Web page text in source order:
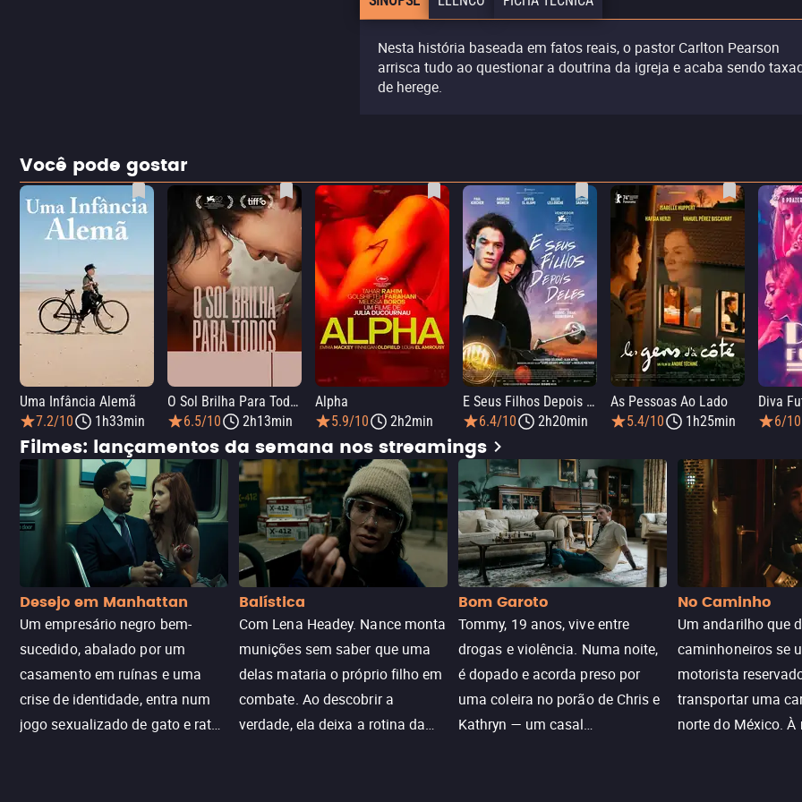
Nesta história baseada em fatos reais, o pastor Carlton Pearson
arrisca tudo ao questionar a doutrina da igreja e acaba sendo
de herege.
Você pode gostar
Uma Infância Alemã
7.2/10
1h33min
O Sol Brilha Para Todos
6.5/10
2h13min
Alpha
5.9/10
2h2min
E Seus Filhos Depois Deles
6.4/10
2h20min
As Pessoas Ao Lado
5.4/10
1h25min
Diva
6/10
Filmes: lançamentos da semana nos streamings
Desejo em Manhattan
Um empresário negro bem-
sucedido, abalado por um
casamento em ruínas e uma
crise de identidade, entra num
jogo sexualizado de gato e rato
Balística
Com Lena Headey. Nance monta
munições sem saber que uma
delas mataria o próprio filho em
combate. Ao descobrir a
verdade, ela deixa a rotina da
Bom Garoto
Tommy, 19 anos, vive entre
drogas e violência. Numa noite,
é dopado e acorda preso por
uma coleira no porão de Chris e
Kathryn — um casal
No Caminho
Um andarilho que
caminhoneiros se
motorista
transportar uma
norte do México. À